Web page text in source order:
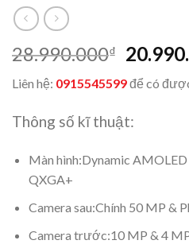
28.990.000₫
Giá
là:
Liên hệ: 0915545599để có
Thông số kĩ thuật:
Màn hình:Dynamic AMOLED
QXGA+
Camera sau:Chính 50 MP &
Camera trước:10 MP & 4